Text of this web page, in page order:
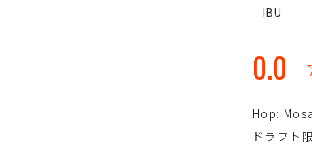
IBU
0.0
Hop:
ドラフト